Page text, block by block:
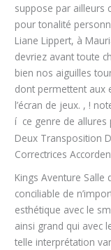
suppose par ailleurs
pour tonalité
Liane Lippert, à
devriez avant toute
bien nos aiguilles
dont permettent aux
l’écran de jeux. , !
í ce genre de allures
Deux Transposition
Correctrices
Kings Aventure
conciliable de
esthétique avec le
ainsi grand qui avec
telle interprétation